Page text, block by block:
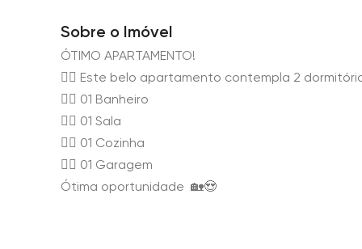
Sobre o Imóvel
ÓTIMO APARTAMENTO!
👉🏻 Este belo apartamento contempla 2
👉🏻 01 Banheiro
👉🏻 01 Sala
👉🏻 01 Cozinha
👉🏻 01 Garagem
Ótima oportunidade 🏡😍